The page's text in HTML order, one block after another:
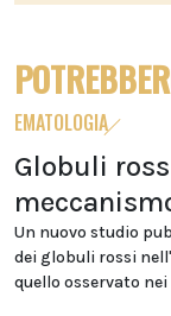
EMATOLOGIA
Globuli
Un nuovo studio
dei globuli rossi
quello osservato